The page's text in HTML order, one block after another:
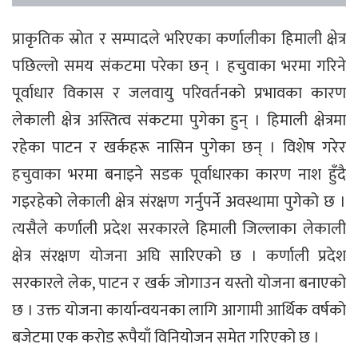
प्राकृतिक स्रोत र सम्पादले भरिएका कर्णालीका हिमाली क्षेत्र
पछिल्लो समय संकटमा परेका छन् । हचुवाका भरमा गरिने
पूर्वाधार विकास र जलवायु परिवर्तनको प्रभावका कारण
लेकाली क्षेत्र अस्तित्व संकटमा पुगेका हुन् । हिमाली क्षेत्रमा
रहेका पाटन र खर्कहरू नासिन पुगेका छन् । विशेष गरेर
हचुवाका भरमा बनाइने सडक पूर्वाधारका कारण नाश हुँदै
गइरहेको लेकाली क्षेत्र संरक्षण गर्नुपर्ने अवस्थामा पुगेको छ ।
त्यसैले कर्णाली प्रदेश सरकारले हिमाली जिल्लाका लेकाली
क्षेत्र संरक्षण योजना अघि सारिएको छ । कर्णाली प्रदेश
सरकारले लेक, पाटन र खर्क जोगाउन यस्तो योजना बनाएको
छ । उक्त योजना कार्यान्वयनका लागि आगामी आर्थिक वर्षको
बजेटमा एक करोड रूपैयाँ विनियोजन समेत गरिएको छ ।